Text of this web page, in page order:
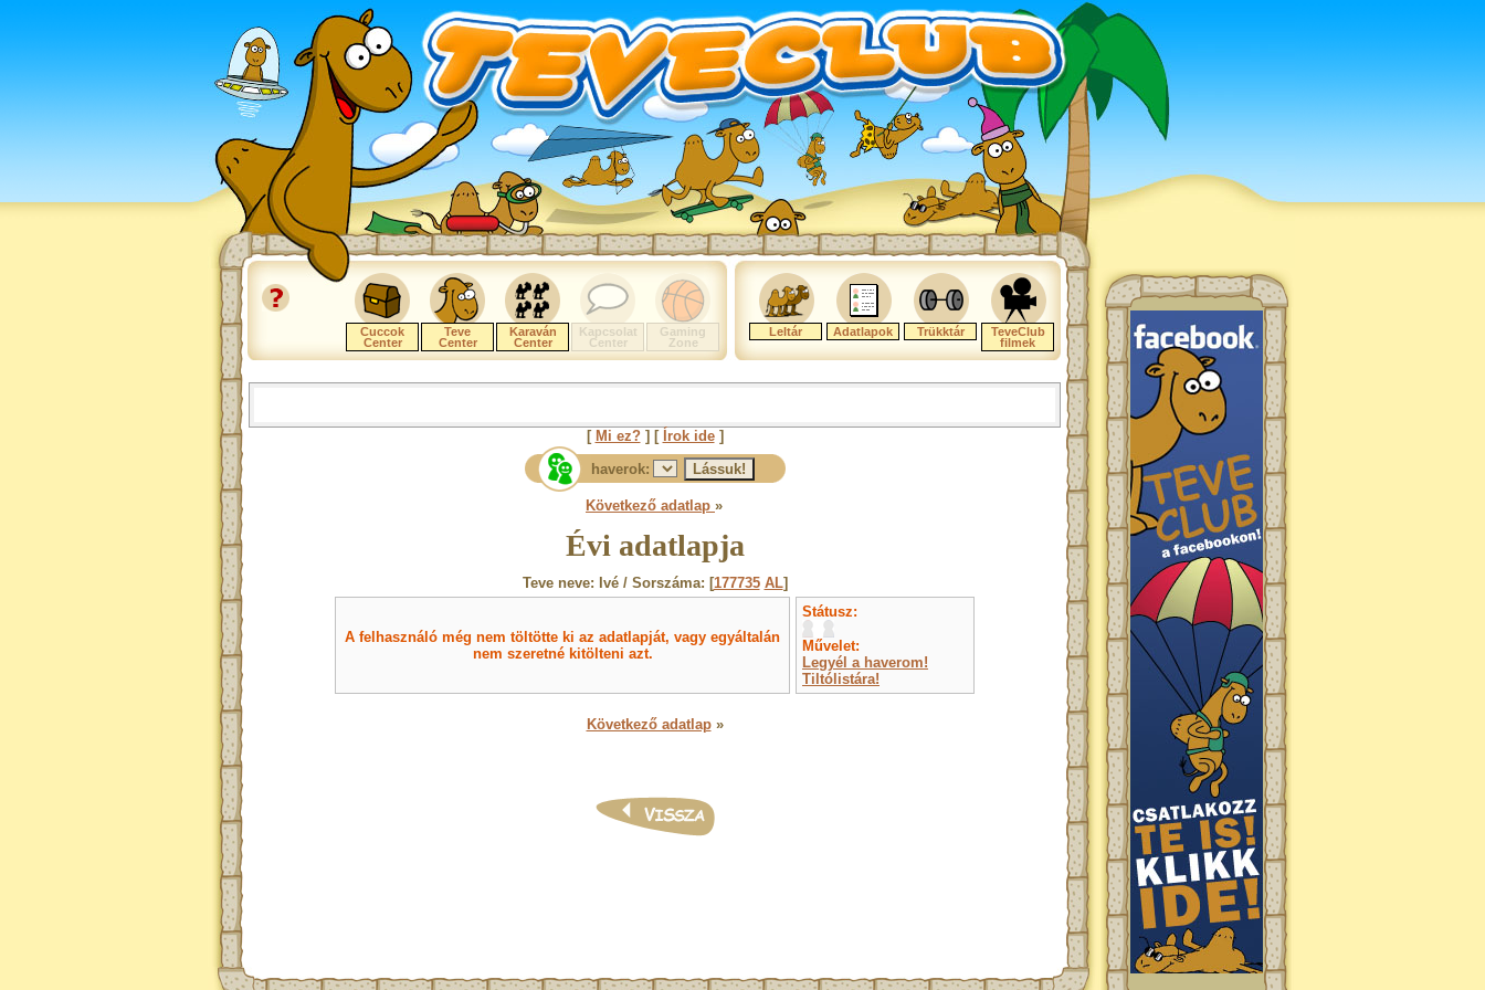
Cuccok
Center
Teve
Center
Karaván
Center
Kapcsolat
Center
Gaming
Zone
Leltár Adatlapok Trükktár
TeveClub
filmek
[ Mi ez?] [ Írok ide]
haverok:
Következő adatlap »
Évi adatlapja
Teve neve: Ivé / Sorszáma: [177735 AL]
A felhasználó még nem töltötte ki az adatlapját, vagy egyáltalán
nem szeretné kitölteni azt.
Státusz:
Művelet:
Legyél a haverom!
Tiltólistára!
Következő adatlap»